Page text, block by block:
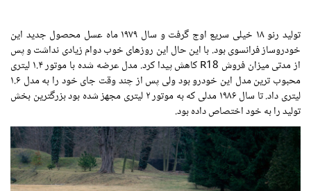
تولید رنو ۱۸ خیلی سریع اوج گرفت و سال ۱۹۷۹ ماه عسل محصول جدید این
خودروساز فرانسوی بود. با این حال این روزهای خوب دوام زیادی نداشت و پس
از مدتی میزان فروش R18 کاهش پیدا کرد. مدل عرضه شده با موتور ۱.۴ لیتری
محبوب ترین مدل این خودرو بود ولی پس از چند وقت جای خود را به مدل ۱.۶
لیتری داد. تا سال ۱۹۸۶ مدلی که به موتور ۲ لیتری مجهز شده بود بزرگترین بخش
تولید را به خود اختصاص داده بود.